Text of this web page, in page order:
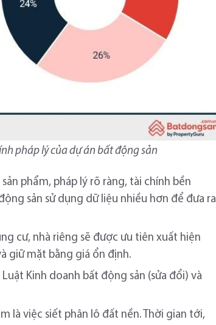
pháp lý của dự án bất động sản
phẩm, pháp lý rõ ràng, tài chính bền
sản sử dụng dữ liệu nhiều hơn để đưa ra
cư, nhà riêng sẽ được ưu tiên xuất hiện
giữ mặt bằng giá ổn định.
Kinh doanh bất động sản (sửa đổi) và
là việc siết phân lô đất nền. Thời gian tới,